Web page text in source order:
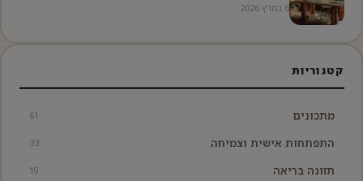
6 במרץ 2026
קטגוריות
מתכונים 61
התפתחות אישית וצמיחה 33
תזונה בריאה 19